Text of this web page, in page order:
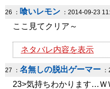
26 ： 喰いレモン ：2014-09-23
ここ見てクリア～
ネタバレ内容を表示
27 ： 名無しの脱出ゲーマー
23>気持ちわかります…Ｗ